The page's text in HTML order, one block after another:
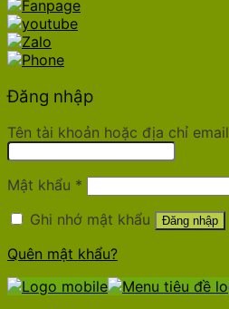
Đăng nhập
Tên tài khoản hoặc địa chỉ email
Mật khẩu *
Ghi nhớ mật khẩu
Đăng nhập
Quên mật khẩu?